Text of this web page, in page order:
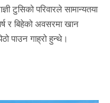
टुसिको परिवारले सामान्यतया
र बिहेको अवसरमा खान
पाउन गाह्रो हुन्थे।